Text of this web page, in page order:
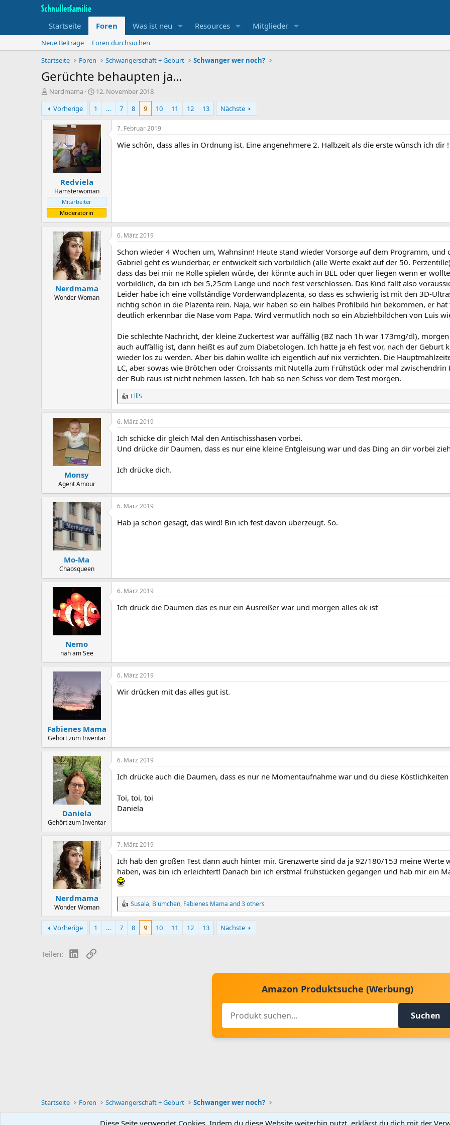
Startseite Foren Was ist neu Resources Mitglieder
Neue Beiträge
Foren durchsuchen
Startseite
Foren Schwangerschaft + Geburt Schwanger wer noch?
Gerüchte behaupten ja...
T
h
e
m
r
Nerdmama
B
e
g
i
n
n
d
a
u
12. November 2018
Vorherige
1 … 7 8 9 10 11 12 13 Nächste
Redviela
Hamsterwoman
Mitarbeiter
Moderatorin
7. Februar 2019
Wie schön, dass alles in Ordnung ist. Eine angenehmere 2. Halbzeit als die erste wünsch ich dir !
Nerdmama
Wonder Woman
6. März 2019
Schon wieder 4 Wochen um, Wahnsinn! Heute stand wieder Vorsorge auf dem Programm, und
Gabriel geht es wunderbar, er entwickelt sich vorbildlich (alle Werte exakt auf der 50.
dass das bei mir ne Rolle spielen würde, der könnte auch in BEL oder quer liegen wenn er
vorbildlich, da bin ich bei 5,25cm Länge und noch fest verschlossen. Das Kind fällt also
Leider habe ich eine vollständige Vorderwandplazenta, so dass es schwierig ist mit den 3D-
richtig schön in die Plazenta rein. Naja, wir haben so ein halbes Profilbild hin bekommen, er
deutlich erkennbar die Nase vom Papa. Wird vermutlich noch so ein Abziehbildchen von Luis
Die schlechte Nachricht, der kleine Zuckertest war auffällig (BZ nach 1h war 173mg/dl),
auch auffällig ist, dann heißt es auf zum Diabetologen. Ich hatte ja eh fest vor, nach der Geburt
wieder los zu werden. Aber bis dahin wollte ich eigentlich auf nix verzichten. Die
LC, aber sowas wie Brötchen oder Croissants mit Nutella zum Frühstück oder mal
der Bub raus ist nicht nehmen lassen. Ich hab so nen Schiss vor dem Test morgen.
R
e
a
c
i
o
:
ElliS
Monsy
Agent Amour
6. März 2019
Ich schicke dir gleich Mal den Antischisshasen vorbei.
Und drücke dir Daumen, dass es nur eine kleine Entgleisung war und das Ding an dir vorbei
Ich drücke dich.
Mo-Ma
Chaosqueen
6. März 2019
Hab ja schon gesagt, das wird! Bin ich fest davon überzeugt. So.
Nemo
nah am See
6. März 2019
Ich drück die Daumen das es nur ein Ausreißer war und morgen alles ok ist
Fabienes Mama
Gehört zum Inventar
6. März 2019
Wir drücken mit das alles gut ist.
Daniela
Gehört zum Inventar
6. März 2019
Ich drücke auch die Daumen, dass es nur ne Momentaufnahme war und du diese
Toi, toi, toi
Daniela
Nerdmama
Wonder Woman
7. März 2019
Ich hab den großen Test dann auch hinter mir. Grenzwerte sind da ja 92/180/153 meine
haben, was bin ich erleichtert! Danach bin ich erstmal frühstücken gegangen und hab mir ein
R
e
a
c
Susala, Blümchen, Fabienes Mama and 3 others
Vorherige 1 … 7 8 9 10 11 12 13 Nächste
Teilen: LinkedIn
Link
Amazon Produktsuche (Werbung)
Suchen
Startseite Foren Schwangerschaft + Geburt Schwanger wer noch?
Diese Seite verwendet Cookies. Indem du diese Website weiterhin nutzt, erklärst du dich mit der